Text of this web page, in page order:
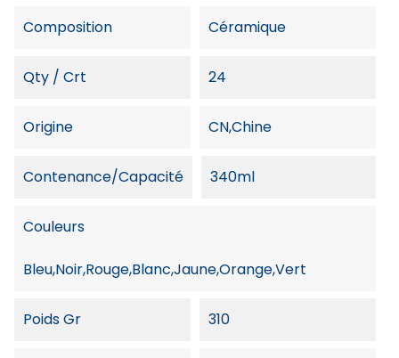
Composition Céramique
Qty / Crt 24
Origine CN,Chine
Contenance/capacité 340ml
Couleurs
Bleu,Noir,Rouge,Blanc,Jaune,Orange,Vert
Poids Gr 310